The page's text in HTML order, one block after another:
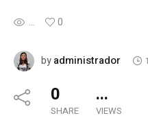
... 0
byadministrador
0
SHARE
...
VIEWS